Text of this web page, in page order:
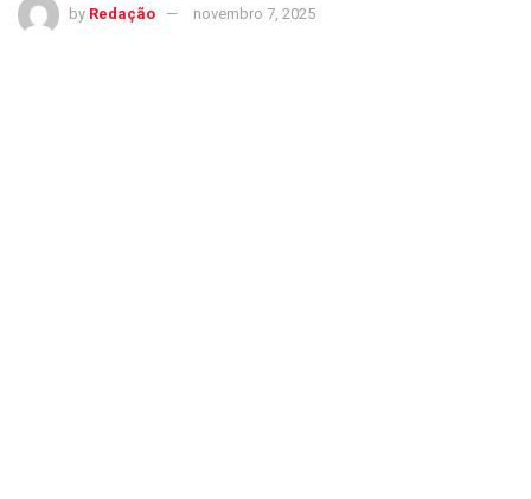
by Redação novembro 7, 2025